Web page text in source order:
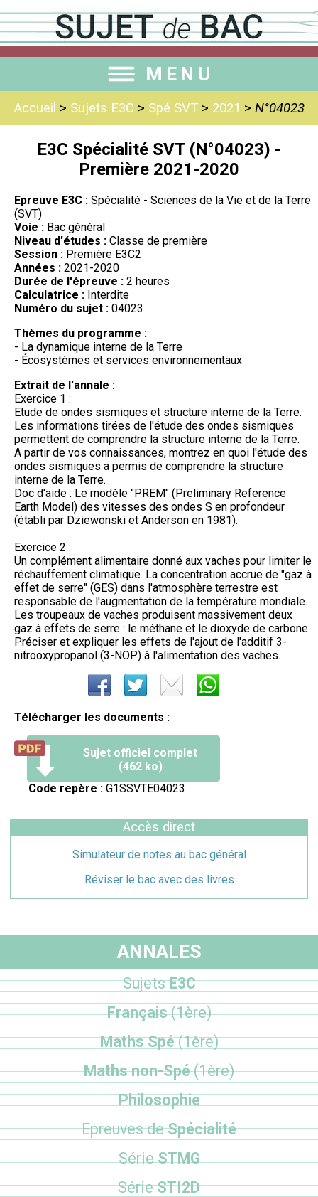
MENU
Accueil > Sujets E3C > Spé SVT> 2021 > N°04023
E3C Spécialité SVT (N°04023) -
Première 2021-2020
Epreuve E3C : Spécialité - Sciences de la Vie et de la Terre
(SVT)
Voie : Bac général
Niveau d'études : Classe de première
Session : Première E3C2
Années : 2021-2020
Durée de l'épreuve : 2 heures
Calculatrice : Interdite
Numéro du sujet : 04023
Thèmes du programme :
- La dynamique interne de la Terre
- Écosystèmes et services environnementaux
Extrait de l'annale :
Exercice 1 :
Etude de ondes sismiques et structure interne de la Terre.
Les informations tirées de l'étude des ondes sismiques
permettent de comprendre la structure interne de la Terre.
A partir de vos connaissances, montrez en quoi l'étude des
ondes sismiques a permis de comprendre la structure
interne de la Terre.
Doc d'aide : Le modèle "PREM" (Preliminary Reference
Earth Model) des vitesses des ondes S en profondeur
(établi par Dziewonski et Anderson en 1981).
Exercice 2 :
Un complément alimentaire donné aux vaches pour limiter le
réchauffement climatique. La concentration accrue de "gaz à
effet de serre" (GES) dans l'atmosphère terrestre est
responsable de l'augmentation de la température mondiale.
Les troupeaux de vaches produisent massivement deux
gaz à effets de serre : le méthane et le dioxyde de carbone.
Préciser et expliquer les effets de l'ajout de l'additif 3-
nitrooxypropanol (3-NOP) à l'alimentation des vaches.
Télécharger les documents :
Sujet officiel complet
(462 ko)
Code repère : G1SSVTE04023
Accès direct
Simulateur de notes au bac général
Réviser le bac avec des livres
ANNALES
SujetsE3C
Français(1ère)
Maths Spé(1ère)
Maths non-Spé(1ère)
Philosophie
Epreuves deSpécialité
SérieSTMG
SérieSTI2D